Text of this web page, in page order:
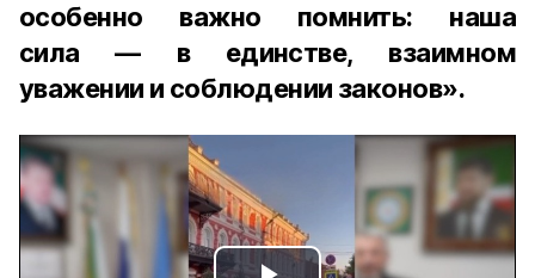
особенно важно помнить: наша
сила — в единстве, взаимном
уважении и соблюдении законов».